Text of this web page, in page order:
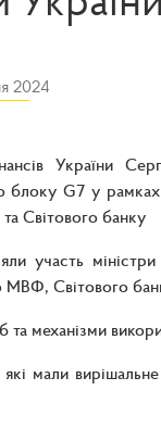
2024
України
блоку G7 у
Світового банку
участь
МВФ, Світового
механізми
мали